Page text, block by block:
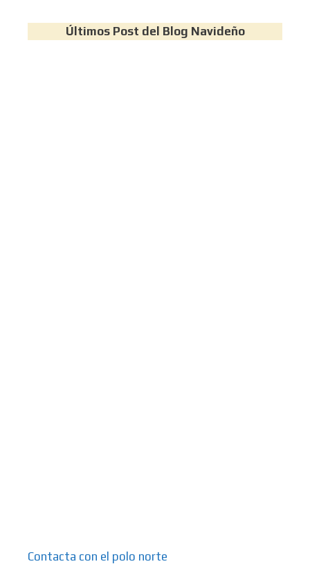
Últimos Post del Blog Navideño
Contacta con el polo norte